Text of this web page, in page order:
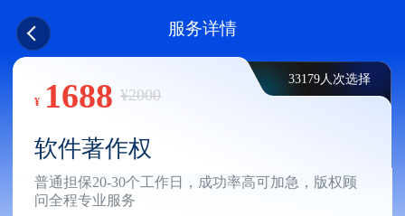
服务详情
33179人次选择
¥ 1688 ¥2000
软件著作权
普通担保20-30个工作日，成功率高可加急，版权顾
问全程专业服务